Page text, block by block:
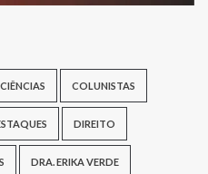
CIÊNCIAS COLUNISTAS
DIREITO
DRA. ERIKA VERDE